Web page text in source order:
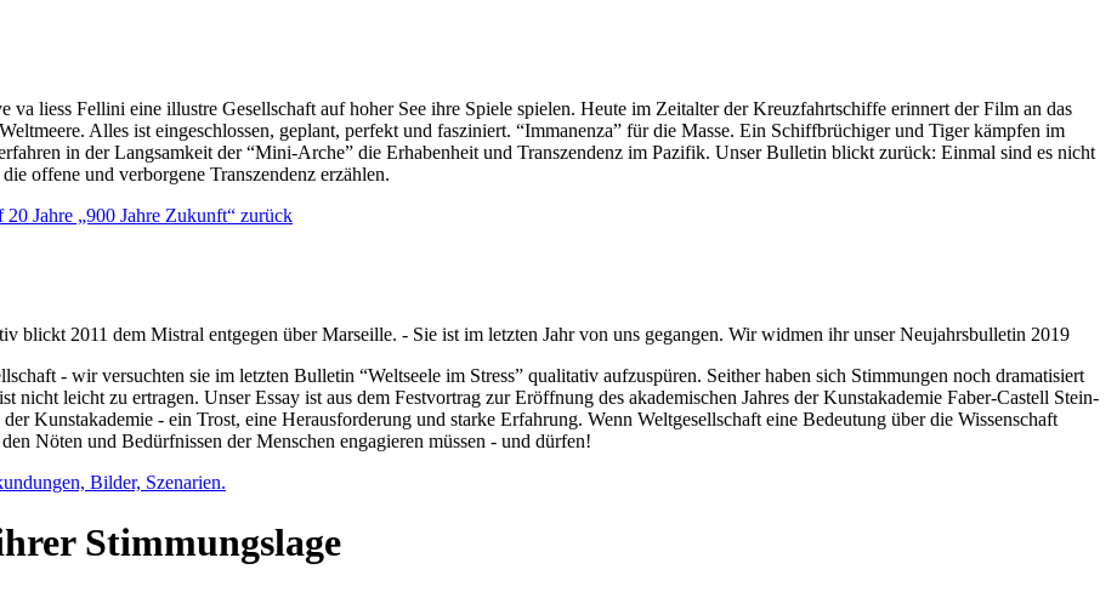
va liess Fellini eine illustre Gesellschaft auf hoher See ihre Spiele spielen. Heute im Zeitalter der Kreuzfahrtschiffe erinnert der Film an das
Alles ist eingeschlossen, geplant, perfekt und fasziniert. “Immanenza” für die Masse. Ein Schiffbrüchiger und Tiger kämpfen im
in der Langsamkeit der “Mini-Arche” die Erhabenheit und Transzendenz im Pazifik. Unser Bulletin blickt zurück: Einmal sind es nicht
offene und verborgene Transzendenz erzählen.
Jahre „900 Jahre Zukunft“ zurück
blickt 2011 dem Mistral entgegen über Marseille. - Sie ist im letzten Jahr von uns gegangen. Wir widmen ihr unser Neujahrsbulletin 2019
- wir versuchten sie im letzten Bulletin “Weltseele im Stress” qualitativ aufzuspüren. Seither haben sich Stimmungen noch dramatisiert
leicht zu ertragen. Unser Essay ist aus dem Festvortrag zur Eröffnung des akademischen Jahres der Kunstakademie Faber-Castell Stein-
Kunstakademie - ein Trost, eine Herausforderung und starke Erfahrung. Wenn Weltgesellschaft eine Bedeutung über die Wissenschaft
Nöten und Bedürfnissen der Menschen engagieren müssen - und dürfen!
Bilder, Szenarien.
Stimmungslage